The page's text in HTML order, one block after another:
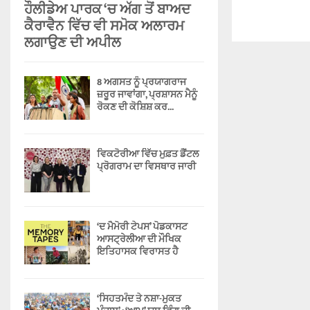
ਹੌਲੀਡੇਅ ਪਾਰਕ ‘ਚ ਅੱਗ ਤੋਂ ਬਾਅਦ
ਕੈਰਾਵੈਨ ਵਿੱਚ ਵੀ ਸਮੋਕ ਅਲਾਰਮ
ਲਗਾਉਣ ਦੀ ਅਪੀਲ
8 ਅਗਸਤ ਨੂੰ ਪ੍ਰਯਾਗਰਾਜ
ਜ਼ਰੂਰ ਜਾਵਾਂਗਾ, ਪ੍ਰਸ਼ਾਸਨ ਮੈਨੂੰ
ਰੋਕਣ ਦੀ ਕੋਸ਼ਿਸ਼ ਕਰ...
ਵਿਕਟੋਰੀਆ ਵਿੱਚ ਮੁਫ਼ਤ ਡੈਂਟਲ
ਪ੍ਰੋਗਰਾਮ ਦਾ ਵਿਸਥਾਰ ਜਾਰੀ
‘ਦ ਮੈਮੋਰੀ ਟੇਪਸ’ ਪੋਡਕਾਸਟ
ਆਸਟ੍ਰੇਲੀਆ ਦੀ ਮੌਖਿਕ
ਇਤਿਹਾਸਕ ਵਿਰਾਸਤ ਹੈ
‘ਸਿਹਤਮੰਦ ਤੇ ਨਸ਼ਾ-ਮੁਕਤ